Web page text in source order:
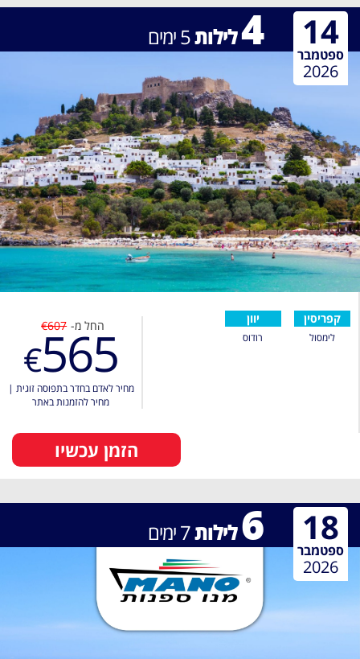
4לילות5ימים 14
ספטמבר
2026
קפריסין
לימסול
יוון
רודוס
החל מ- €607
€565
מחיר לאדם בחדר בתפוסה זוגית |
מחיר להזמנות באתר
הזמן עכשיו
6לילות7ימים 18
ספטמבר
2026